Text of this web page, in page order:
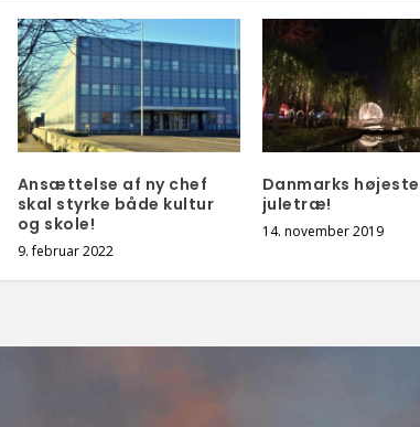
Ansættelse af ny chef
skal styrke både kultur
og skole!
9. februar 2022
Danmarks højeste
juletræ!
14. november 2019